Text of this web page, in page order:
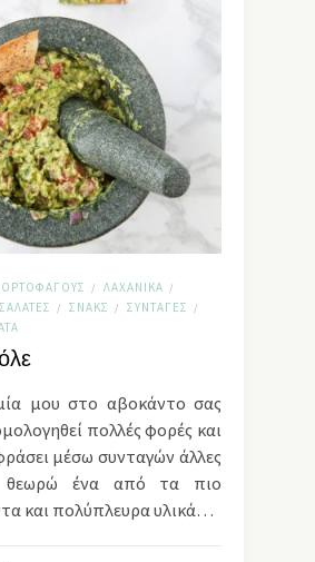
/ ΛΑΧΑΝΙΚΆ /
ΣΑΛΆΤΕΣ / ΣΝΑΚΣ / ΣΥΝΤΑΓΈΣ /
μου στο αβοκάντο σας
πολλές φορές και
μέσω συνταγών άλλες
θεωρώ ένα από τα πιο
και πολύπλευρα υλικά…